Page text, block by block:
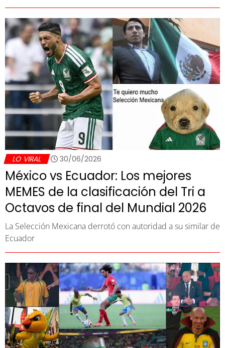
LO VIRAL 30/06/2026
México vs Ecuador: Los mejores
MEMES de la clasificación del Tri a
Octavos de final del Mundial 2026
La Selección Mexicana derrotó con autoridad a su similar de
Ecuador